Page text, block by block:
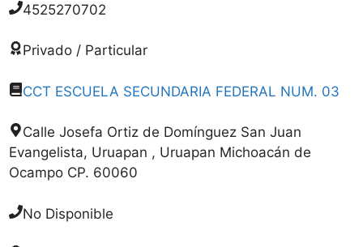
4525270702
Privado / Particular
CCT ESCUELA SECUNDARIA FEDERAL NUM. 03
Calle Josefa Ortiz de Domínguez San Juan
Evangelista, Uruapan , Uruapan Michoacán de
Ocampo CP. 60060
No Disponible